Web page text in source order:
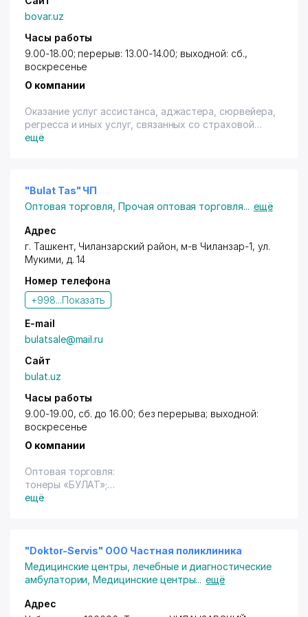
bovar.uz
Часы работы
9.00-18.00; перерыв: 13.00-14.00; выходной: сб.,
воскресенье
О компании
Оказание услуг ассистанса, аджастера, сюрвейера,
регресса и иных услуг, связанных со страховой
деятельностью.
ещё
"Bulat Tas" ЧП
Оптовая торговля ,Прочая оптовая торговля... ещё
Адрес
г. Ташкент, Чиланзарский район, м-в Чиланзар-1, ул.
Мукими, д. 14
Номер телефона
+998...Показать
E-mail
bulatsale@mail.ru
Сайт
bulat.uz
Часы работы
9.00-19.00, сб. до 16.00; без перерыва; выходной:
воскресенье
О компании
Оптовая торговля:
тонеры «БУЛАТ»;
чернила «BULK INK» для струйных принтеров;
ракеля и доз. лезвия;
магнитные валы;
ЗИП для лазерных принтеров.
ещё
"Doktor-Servis" ООО Частная поликлиника
Медицинские центры, лечебные и диагностические
амбулатории ,Медицинские центры... ещё
Адрес